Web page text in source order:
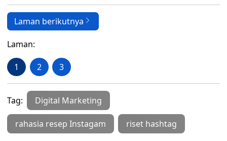
Laman berikutnya
Laman:
1 2 3
Tag: Digital Marketing
rahasia resep Instagam riset hashtag